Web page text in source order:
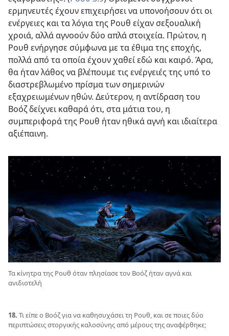
ερμηνευτές έχουν επιχειρήσει να υπονοήσουν ότι οι
ενέργειες και τα λόγια της Ρουθ είχαν σεξουαλική
χροιά, αλλά αγνοούν δύο απλά στοιχεία. Πρώτον, η
Ρουθ ενήργησε σύμφωνα με τα έθιμα της εποχής,
πολλά από τα οποία έχουν χαθεί εδώ και καιρό. Άρα,
θα ήταν λάθος να βλέπουμε τις ενέργειές της υπό το
διαστρεβλωμένο πρίσμα των σημερινών
εξαχρειωμένων ηθών. Δεύτερον, η αντίδραση του
Βοόζ δείχνει καθαρά ότι, στα μάτια του, η
συμπεριφορά της Ρουθ ήταν ηθικά αγνή και ιδιαίτερα
αξιέπαινη.
Τα κίνητρα της Ρουθ όταν πλησίασε τον Βοόζ ήταν αγνά και
ανιδιοτελή
18. Τι είπε ο Βοόζ για να καθησυχάσει τη Ρουθ, και σε ποιες δύο
περιπτώσεις στοργικής καλοσύνης από μέρους της αναφέρθηκε;